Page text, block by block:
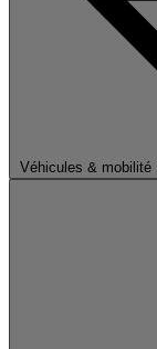
Véhicules & mobilité